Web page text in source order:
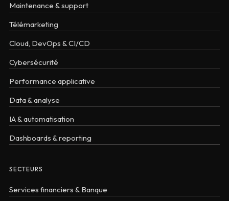
Maintenance & support
Télémarketing
Cloud, DevOps & CI/CD
Cybersécurité
Performance applicative
Data & analyse
IA & automatisation
Dashboards & reporting
SECTEURS
Services financiers & Banque